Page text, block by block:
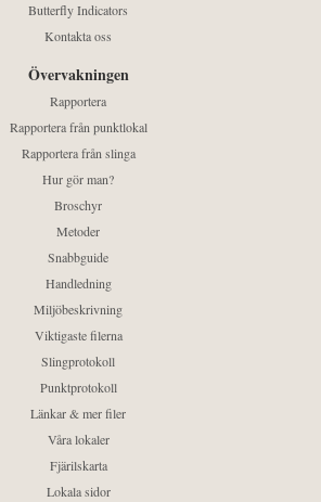
Butterfly Indicators
Kontakta oss
Övervakningen
Rapportera
Rapportera från punktlokal
Rapportera från slinga
Hur gör man?
Broschyr
Metoder
Snabbguide
Handledning
Miljöbeskrivning
Viktigaste filerna
Slingprotokoll
Punktprotokoll
Länkar & mer filer
Våra lokaler
Fjärilskarta
Lokala sidor